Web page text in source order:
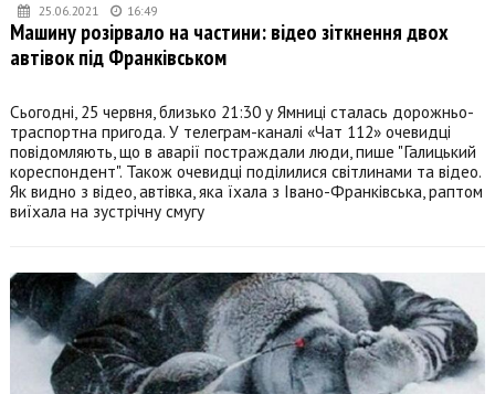
25.06.2021 16:49
Машину розірвало на частини: відео зіткнення двох
автівок під Франківськом
Сьогодні, 25 червня, близько 21:30 у Ямниці сталась дорожньо-
траспортна пригода. У телеграм-каналі «Чат 112» очевидці
повідомляють, що в аварії постраждали люди, пише "Галицький
кореспондент". Також очевидці поділилися світлинами та відео.
Як видно з відео, автівка, яка їхала з Івано-Франківська, раптом
виїхала на зустрічну смугу